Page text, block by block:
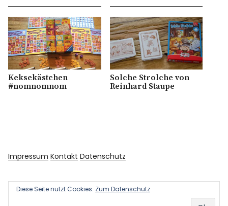
Keksekästchen
#nomnomnom
Solche Strolche von
Reinhard Staupe
Impressum Kontakt Datenschutz
Diese Seite nutzt Cookies. Zum Datenschutz